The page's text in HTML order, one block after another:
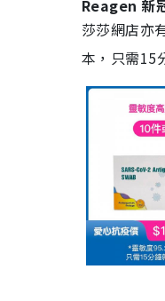
Reagen 新
莎莎網店亦
本，只需15